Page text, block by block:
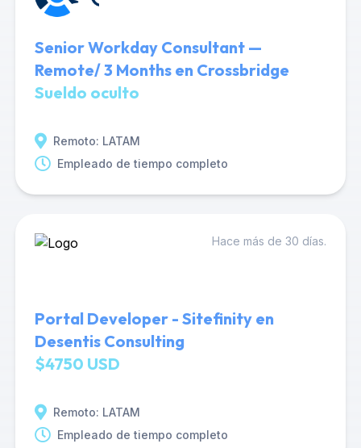
Senior Workday Consultant —
Remote/ 3 Months en Crossbridge
Sueldo oculto
Remoto: LATAM
Empleado de tiempo completo
Hace más de 30 días.
Portal Developer - Sitefinity en
Desentis Consulting
$4750 USD
Remoto: LATAM
Empleado de tiempo completo